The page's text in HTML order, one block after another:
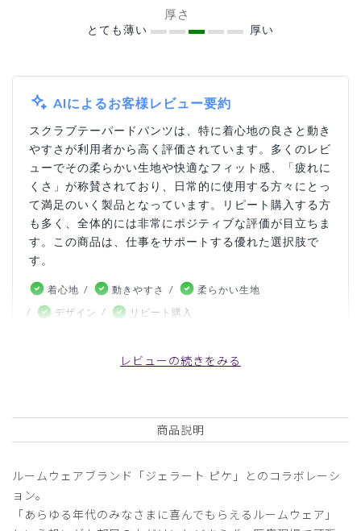
厚さ
とても薄い 厚い
AIによるお客様レビュー要約
スクラブテーパードパンツは、特に着心地の良さと動き
やすさが利用者から高く評価されています。多くのレビ
ューでその柔らかい生地や快適なフィット感、「疲れに
くさ」が称賛されており、日常的に使用する方々にとっ
て満足のいく製品となっています。リピート購入する方
も多く、全体的には非常にポジティブな評価が目立ちま
す。この商品は、仕事をサポートする優れた選択肢で
す。
着心地 動きやすさ
柔らかい生地
デザイン
リピート購入
す。本サイトの公式な見解を示すものではありません。
評価順 いいね数順
ちょこん様
レビューの続きをみる
商品説明
ルームウェアブランド「ジェラート ピケ」とのコラボレーシ
ョン。
「あらゆる年代のみなさまに喜んでもらえるルームウェア」